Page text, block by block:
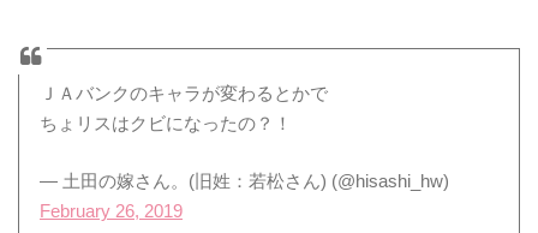
ＪＡバンクのキャラが変わるとかで
ちょリスはクビになったの？！
— 土田の嫁さん。(旧姓：若松さん) (@hisashi_hw)
February 26, 2019